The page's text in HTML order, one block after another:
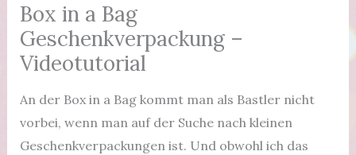
Box in a Bag
Geschenkverpackung –
Videotutorial
An der Box in a Bag kommt man als Bastler nicht
vorbei, wenn man auf der Suche nach kleinen
Geschenkverpackungen ist. Und obwohl ich das